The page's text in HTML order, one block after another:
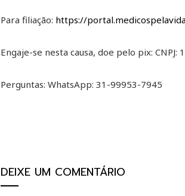
Para filiação: https://
Engaje-se nesta causa, doe pelo pix: CNPJ:
Perguntas: WhatsApp: 31-99953-7945
DEIXE UM COMENTÁRIO